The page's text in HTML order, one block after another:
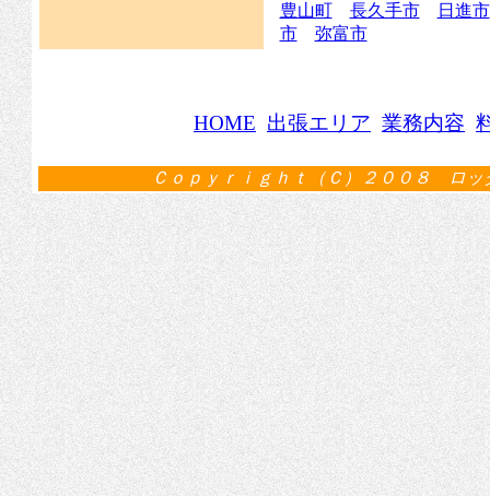
豊山町
長久手市
日進市
市
弥富市
HOME 出張エリア 業務内容
Ｃｏｐｙｒｉｇｈｔ（Ｃ）２００８ ロ